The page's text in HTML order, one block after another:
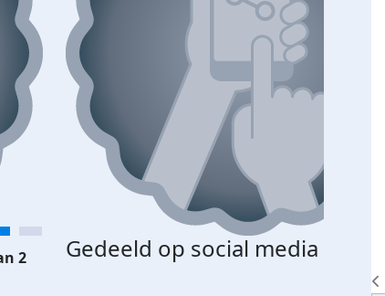
Gedeeld op social media
2